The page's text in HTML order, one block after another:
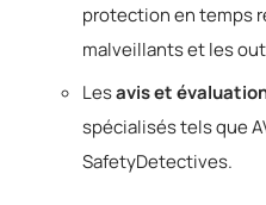
protection en temps
malveillants et les
Lesavis et
spécialisés tels que
SafetyDetectives.